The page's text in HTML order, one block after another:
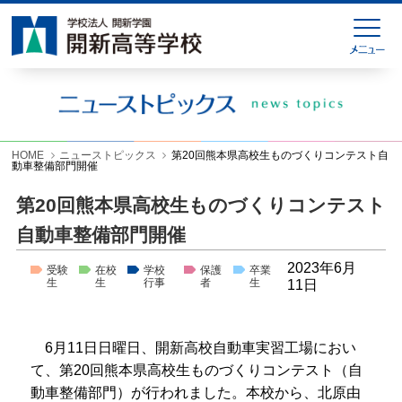
HOME ニューストピックス
第20回熊本県高校生ものづくりコンテスト自
動車整備部門開催
第20回熊本県高校生ものづくりコンテスト
自動車整備部門開催
受験
生
在校
生
学校
行事
保護
者
卒業
生
2023年6月
11日
6月 11 日日曜日、開新高校自動車実習工場におい
て、第20回熊本県高校生ものづくりコンテスト（自
動車整備部門）が行われました。本校から、北原由
HOME
緊急連絡
ニューストピックス
学科紹介
学校生活
入試情報
お問い合わせ
各種様式ダウンロード